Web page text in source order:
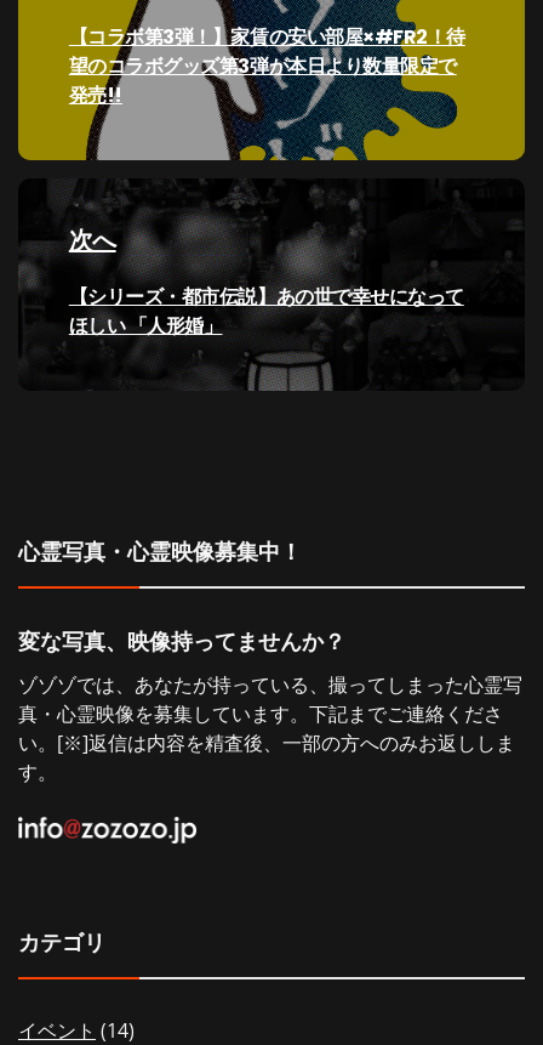
ゲ
ー
シ
ョ
ン
過
去
の
稿:
【コラボ第3弾！】家賃の安い部屋×#FR2！待
望のコラボグッズ第3弾が本日より数量限定で
発売!!
次へ
次
の
稿:
【シリーズ・都市伝説】あの世で幸せになって
ほしい 「人形婚」
心霊写真・心霊映像募集中！
変な写真、映像持ってませんか？
ゾゾゾでは、あなたが持っている、撮ってしまった心霊写
真・心霊映像を募集しています。下記までご連絡くださ
い。[※]返信は内容を精査後、一部の方へのみお返ししま
す。
カテゴリ
イベント (14)